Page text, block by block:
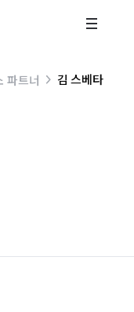
파트너 김 스베타